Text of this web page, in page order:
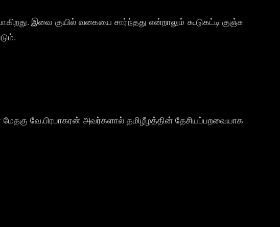
இவை குயில் வகையை சார்ந்தது என்றாலும் கூடுகட்டி குஞ்சு
வே.பிரபாகரன் அவர்களால் தமிழீழத்தின் தேசியப்பறவையாக